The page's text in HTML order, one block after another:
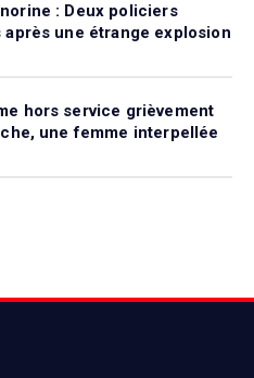
: Deux policiers
une étrange explosion
hors service grièvement
une femme interpellée